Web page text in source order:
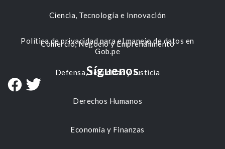
Ciencia, Tecnología e Innovación
Comercio, Negocio y Emprendimiento
Defensa, Seguridad y Justicia
Derechos Humanos
Economía y Finanzas
Política de privacidad para el manejo de datos en
Gob.pe
Síguenos